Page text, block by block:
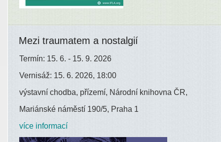
Mezi traumatem a nostalgií
Termín: 15. 6. - 15. 9. 2026
Vernisáž: 15. 6. 2026, 18:00
výstavní chodba, přízemí, Národní knihovna ČR,
Mariánské náměstí 190/5, Praha 1
více informací